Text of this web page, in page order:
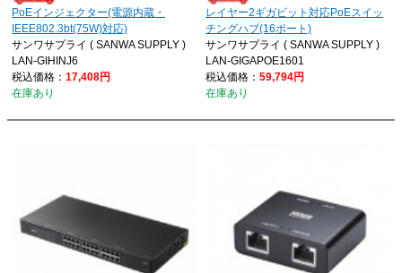
PoEインジェクター(電源内蔵・
IEEE802.3bt(75W)対応)
サンワサプライ ( SANWA SUPPLY )
LAN-GIHINJ6
税込価格： 17,408円
在庫あり
レイヤー2ギガビット対応PoEスイッ
チングハブ(16ポート)
サンワサプライ ( SANWA SUPPLY )
LAN-GIGAPOE1601
税込価格： 59,794円
在庫あり